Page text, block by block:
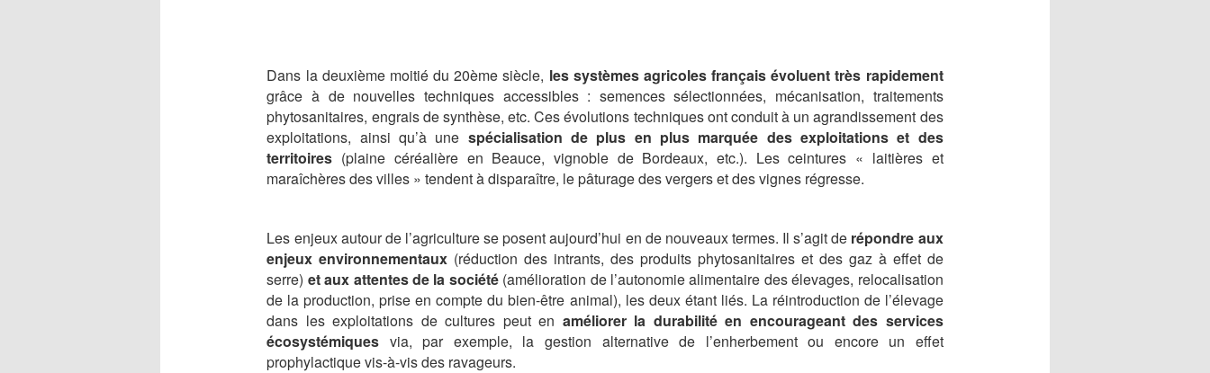
Dans la deuxième moitié du 20ème siècle, les systèmes agricoles français évoluent très rapidement
grâce à de nouvelles techniques accessibles : semences sélectionnées, mécanisation, traitements
phytosanitaires, engrais de synthèse, etc. Ces évolutions techniques ont conduit à un agrandissement des
exploitations, ainsi qu’à une spécialisation de plus en plus marquée des exploitations et des
territoires (plaine céréalière en Beauce, vignoble de Bordeaux, etc.). Les ceintures « laitières et
maraîchères des villes » tendent à disparaître, le pâturage des vergers et des vignes régresse.
Les enjeux autour de l’agriculture se posent aujourd’hui en de nouveaux termes. Il s’agit de répondre aux
enjeux environnementaux (réduction des intrants, des produits phytosanitaires et des gaz à effet de
serre) et aux attentes de la société (amélioration de l’autonomie alimentaire des élevages, relocalisation
de la production, prise en compte du bien-être animal), les deux étant liés. La réintroduction de l’élevage
dans les exploitations de cultures peut en améliorer la durabilité en encourageant des services
écosystémiques via, par exemple, la gestion alternative de l’enherbement ou encore un effet
prophylactique vis-à-vis des ravageurs.